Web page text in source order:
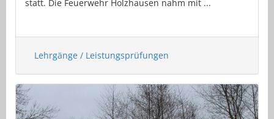
statt. Die Feuerwehr Holzhausen nahm mit ...
Lehrgänge / Leistungsprüfungen